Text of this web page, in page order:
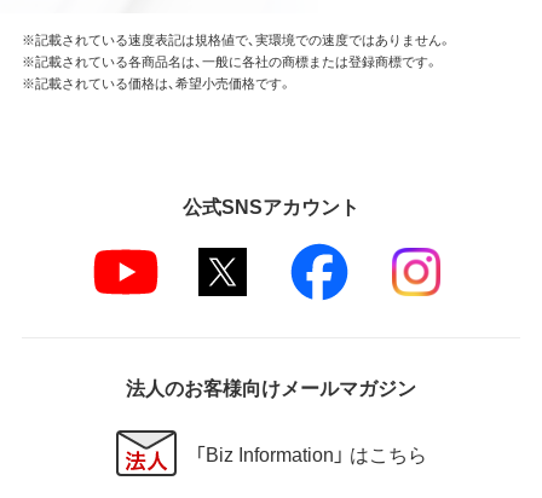
※記載されている速度表記は規格値で、実環境での速度ではありません。
※記載されている各商品名は、一般に各社の商標または登録商標です。
※記載されている価格は、希望小売価格です。
公式SNSアカウント
法人のお客様向けメールマガジン
「Biz Information」 はこちら